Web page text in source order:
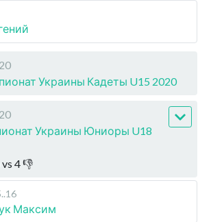
Украины Кадеты U15 2020
Украины Юниоры U18
4👎
Максим